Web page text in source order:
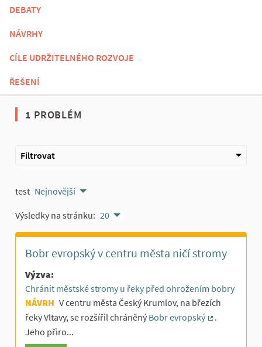
DEBATY
NÁVRHY
CÍLE UDRŽITELNÉHO ROZVOJE
ŘEŠENÍ
1 PROBLÉM
Filtrovat
test Nejnovější
Výsledky na stránku: 20
Bobr evropský v centru města ničí stromy
Výzva:
Chránit městské stromy u řeky před ohrožením bobry
NÁVRH V centru města Český Krumlov, na březích
řeky Vltavy, se rozšířil chráněný Bobr evropský
.
Jeho přiro...